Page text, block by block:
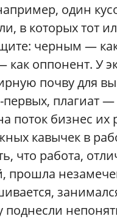
один
в которых тот
черным —
оппонент. У
почву для
плагиат —
поток бизнес
кавычек в
что работа,
прошла
поднесли